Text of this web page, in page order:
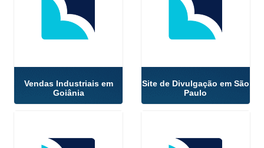
Vendas Industriais em
Goiânia
Site de Divulgação em São
Paulo